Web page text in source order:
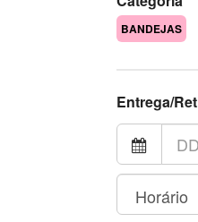
BANDEJAS
Entrega/